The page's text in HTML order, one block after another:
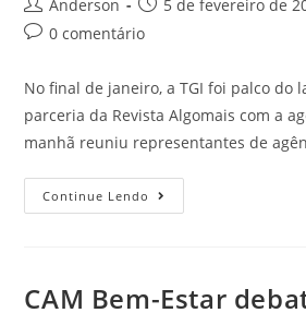
Anderson 5 de fevereiro de
0 comentário
No final de janeiro, a TGI foi palco do
parceria da Revista Algomais com a
manhã reuniu representantes de
Continue Lendo
CAM Bem-Estar